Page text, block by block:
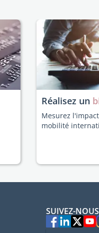
Réalisez un
Mesurez
mobilité
SUIVEZ-